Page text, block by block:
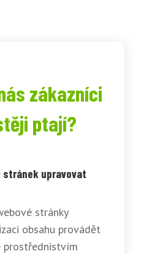
zákazníci
ptají?
stránek upravovat
stránky
obsahu provádět
prostřednistvím